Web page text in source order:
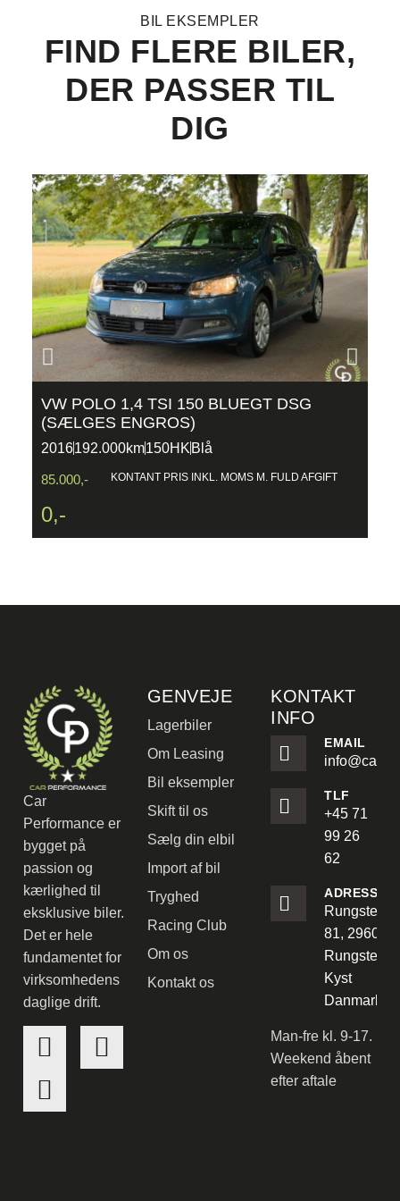
BIL EKSEMPLER
FIND FLERE BILER,
DER PASSER TIL
DIG
VW POLO 1,4 TSI 150 BLUEGT DSG
(SÆLGES ENGROS)
2016192.000km150HK Blå
85.000,- KONTANT PRIS INKL. MOMS M. FULD AFGIFT
0,-
Car
Performance er
bygget på
passion og
kærlighed til
eksklusive biler.
Det er hele
fundamentet for
virksomhedens
daglige drift.
GENVEJE
Lagerbiler
Om Leasing
Bil eksempler
Skift til os
Sælg din elbil
Import af bil
Tryghed
Racing Club
Om os
Kontakt os
KONTAKT
INFO
EMAIL
TLF
+45 71
99 26
62
ADRESSE
81, 2960
Rungsted
Kyst
Danmark
Man-fre kl. 9-17.
Weekend åbent
efter aftale